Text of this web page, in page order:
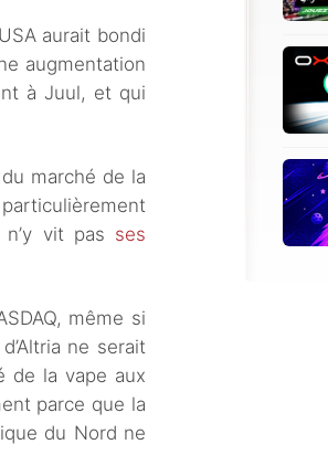
aurait bondi
augmentation
à Juul, et qui
marché de la
vit pas ses
même si
ne serait
de la vape aux
parce que la
du Nord ne